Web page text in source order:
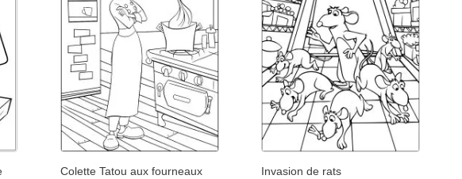
Colette Tatou aux fourneaux Invasion de rats